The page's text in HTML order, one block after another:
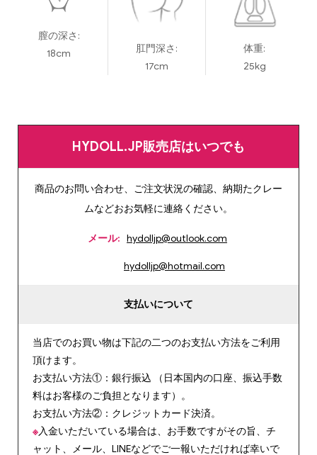
膣の深さ:
18cm
肛門深さ:
17cm
体重:
25kg
HYDOLL.JP販売店はいつでも
商品のお問い合わせ、ご注文状況の確認、納期たクレー
ムなどおお気軽に連絡ください。
メール: hydolljp@outlook.com
hydolljp@hotmail.com
支払いについて
当店でのお買い物は下記の二つのお支払い方法をご利用
頂けます。
お支払い方法①：銀行振込 （日本国内の口座、振込手数
料はお客様のご負担となります）。
お支払い方法②：クレジットカード決済。
※入金いただいている場合は、お手数ですがその旨、チ
ャット、メール、LINEなどでご一報いただければ幸いで